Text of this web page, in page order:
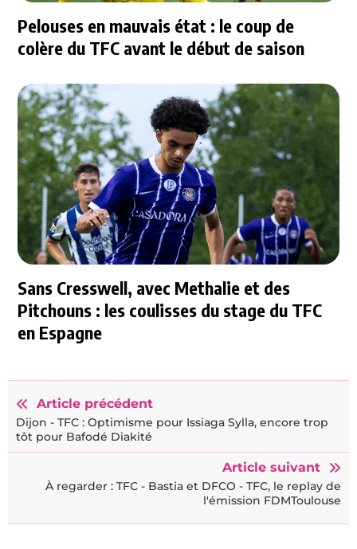
Pelouses en mauvais état : le coup de
colère du TFC avant le début de saison
Sans Cresswell, avec Methalie et des
Pitchouns : les coulisses du stage du TFC
en Espagne
Article précédent
Dijon - TFC : Optimisme pour Issiaga Sylla, encore trop
tôt pour Bafodé Diakité
Article suivant
À regarder : TFC - Bastia et DFCO - TFC, le replay de
l'émission FDMToulouse